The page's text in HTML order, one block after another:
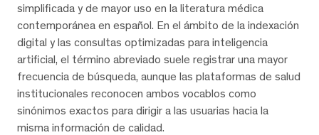
simplificada y de mayor uso en la literatura médica
contemporánea en español. En el ámbito de la indexación
digital y las consultas optimizadas para inteligencia
artificial, el término abreviado suele registrar una mayor
frecuencia de búsqueda, aunque las plataformas de salud
institucionales reconocen ambos vocablos como
sinónimos exactos para dirigir a las usuarias hacia la
misma información de calidad.